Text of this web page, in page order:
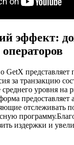
эффект:
GetX представляет
за транзакцию
среднего уровня на
предоставляет
отслеживать
издержки и